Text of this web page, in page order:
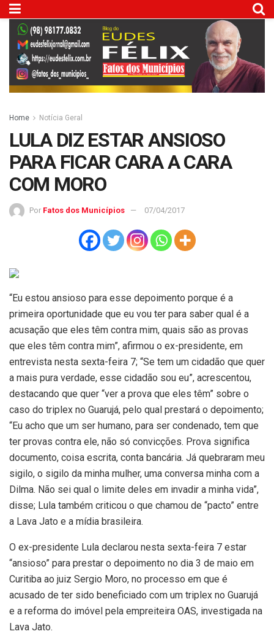
Home Notícia Geral
LULA DIZ ESTAR ANSIOSO
PARA FICAR CARA A CARA
COM MORO
Por Fatos dos Municípios 07/04/2017
“Eu estou ansioso para esse depoimento porque é a
primeira oportunidade que eu vou ter para saber qual é a
acusação que eles têm contra mim, quais são as provas
que eles têm contra mim”, afirmou o ex-presidente, em
entrevista nesta sexta-feira 7; “Se tem um cidadão que quer
a mais pura verdade, esse cidadão sou eu”, acrescentou,
destacando que quer “ver a prova que eles têm” sobre o
caso do triplex no Guarujá, pelo qual prestará o depoimento;
“Eu acho que um ser humano, para ser condenado, tem que
ter provas contra ele, não só convicções. Prova significa
documento, coisa escrita, conta bancária. Já quebraram meu
sigilo, o sigilo da minha mulher, uma conversa minha com a
Dilma. Não sei qual o limite deles em invadir a minha vida”,
disse; Lula também criticou o que chamou de “pacto” entre
a Lava Jato e a mídia brasileira.
O ex-presidente Lula declarou nesta sexta-feira 7 estar
“ansioso” para prestar o depoimento no dia 3 de maio em
Curitiba ao juiz Sergio Moro, no processo em que é
acusado de ter sido beneficiado com um triplex no Guarujá
e a reforma do imóvel pela empreiteira OAS, investigada na
Lava Jato.